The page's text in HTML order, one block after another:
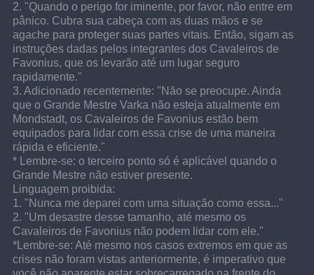
2. "Quando o perigo for iminente, por favor, não entre em
pânico. Cubra sua cabeça com as duas mãos e se
agache para proteger suas partes vitais. Então, sigam as
instruções dadas pelos integrantes dos Cavaleiros de
Favonius, que os levarão até um lugar seguro
rapidamente."
3. Adicionado recentemente: "Não se preocupe. Ainda
que o Grande Mestre Varka não esteja atualmente em
Mondstadt, os Cavaleiros de Favonius estão bem
equipados para lidar com essa crise de uma maneira
rápida e eficiente."
* Lembre-se: o terceiro ponto só é aplicável quando o
Grande Mestre não estiver presente.
Linguagem proibida:
1. "Nunca me deparei com uma situação como essa..."
2. "Um desastre desse tamanho, até mesmo os
Cavaleiros de Favonius não podem lidar com ele."
*Lembre-se: Até mesmo nos casos extremos em que as
crises não foram vistas anteriormente, é imperativo que